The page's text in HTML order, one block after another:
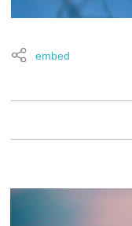
embed